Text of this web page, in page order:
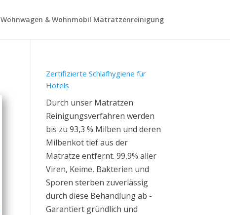
Wohnwagen & Wohnmobil Matratzenreinigung
Zertifizierte Schlafhygiene für
Hotels
Durch unser Matratzen
Reinigungsverfahren werden
bis zu 93,3 % Milben und deren
Milbenkot tief aus der
Matratze entfernt. 99,9% aller
Viren, Keime, Bakterien und
Sporen sterben zuverlässig
durch diese Behandlung ab -
Garantiert gründlich und